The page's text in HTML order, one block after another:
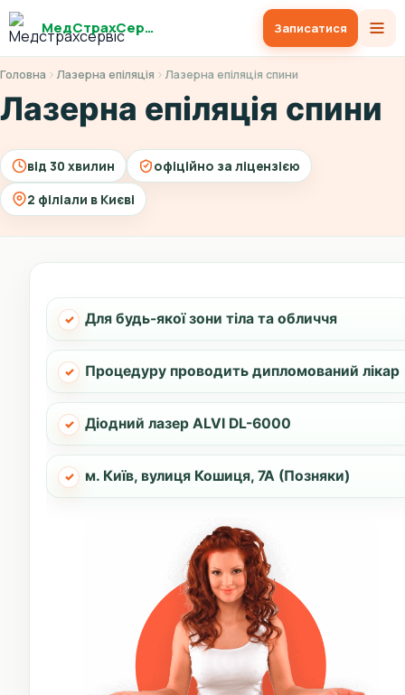
МедСтрахСервіс Записатися
Головна Лазерна епіляція Лазерна епіляція спини
Лазерна епіляція спини
від 30 хвилин
офіційно за ліцензією
2 філіали в Києві
Для будь-якої зони тіла та обличчя
Процедуру проводить дипломований лікар
Діодний лазер ALVI DL-6000
м. Київ, вулиця Кошиця, 7А (Позняки)